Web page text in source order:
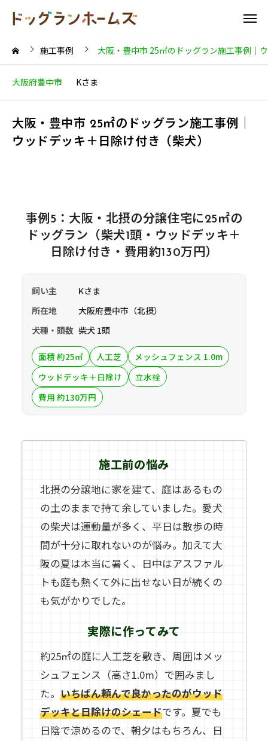
施工事例 大阪・豊中市 25㎡のドッグラン施工事例｜
大阪府豊中市 Kさま
大阪・豊中市 25㎡のドッグラン施工事例｜
ウッドデッキ＋日除け付き（柴犬）
事例5：大阪・北摂の分譲住宅に25㎡の
ドッグラン（柴犬1頭・ウッドデッキ＋
日除け付き・費用約130万円）
飼い主
Kさま
所在地
大阪府豊中市（北摂）
犬種・頭数 柴犬 1頭
面積 約25㎡ 人工芝
メッシュフェンス 1.0m
ウッドデッキ＋日除け
立水栓
費用 約130万円
施工前の悩み
北摂の分譲地に家を建て、庭はあるもの
の土のままで持て余していました。愛犬
の柴犬は運動量が多く、平日は散歩の時
間が十分に取れないのが悩み。加えて大
阪の夏は本当に暑く、日中はアスファル
トも庭も熱くて外に出せない日が続くの
も気がかりでした。
実際に作ってみて
約25㎡の庭に人工芝を敷き、周囲はメッ
シュフェンス（高さ1.0m）で囲みまし
た。いちばん頼んで良かったのがウッド
デッキと日除けのシェードです。夏でも
日陰で涼めるので、朝夕はもちろん、日